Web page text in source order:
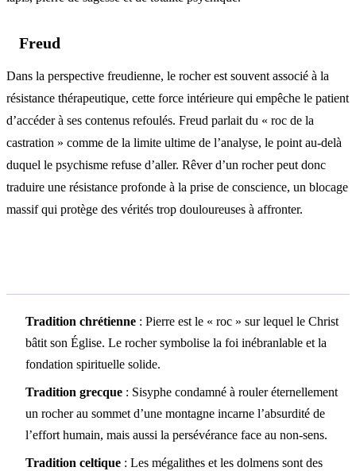
Freud
Dans la perspective freudienne, le rocher est souvent associé à la
résistance thérapeutique, cette force intérieure qui empêche le patient
d’accéder à ses contenus refoulés. Freud parlait du « roc de la
castration » comme de la limite ultime de l’analyse, le point au-delà
duquel le psychisme refuse d’aller. Rêver d’un rocher peut donc
traduire une résistance profonde à la prise de conscience, un blocage
massif qui protège des vérités trop douloureuses à affronter.
Tradition chrétienne : Pierre est le « roc » sur lequel le Christ
bâtit son Église. Le rocher symbolise la foi inébranlable et la
fondation spirituelle solide.
Tradition grecque : Sisyphe condamné à rouler éternellement
un rocher au sommet d’une montagne incarne l’absurdité de
l’effort humain, mais aussi la persévérance face au non-sens.
Tradition celtique : Les mégalithes et les dolmens sont des